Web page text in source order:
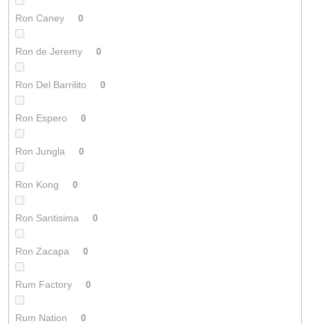
Ron Caney 0
Ron de Jeremy 0
Ron Del Barrilito 0
Ron Espero 0
Ron Jungla 0
Ron Kong 0
Ron Santisima 0
Ron Zacapa 0
Rum Factory 0
Rum Nation 0